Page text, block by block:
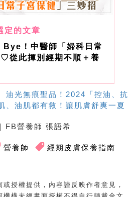
！中醫師「婦科日常
從此揮別經期不順＋養
油光無痕聖品！2024「控油、抗
、油肌都有救！讓肌膚舒爽一夏
｜FB營養師 張語希
營養師 經期皮膚保養指南
授權提供，內容謹反映作者意見，